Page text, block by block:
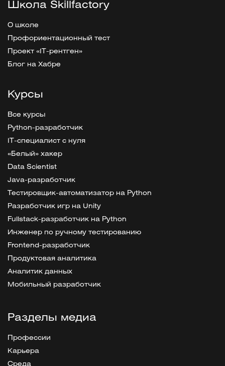
Школа Skillfactory
О школе
Профориентационный тест
Проект «IT-рентген»
Блог на Хабре
Курсы
Все курсы
Python-разработчик
IT-специалист с нуля
«Белый» хакер
Data Scientist
Java-разработчик
Тестировщик-автоматизатор на Python
Разработчик игр на Unity
Fullstack-разработчик на Python
Инженер по ручному тестированию
Frontend-разработчик
Продуктовая аналитика
Аналитик данных
Мобильный разработчик
Разделы медиа
Профессии
Карьера
Среда